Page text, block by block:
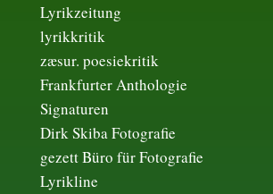
Lyrikzeitung
lyrikkritik
zæsur. poesiekritik
Frankfurter Anthologie
Signaturen
Dirk Skiba Fotografie
gezett Büro für Fotografie
Lyrikline